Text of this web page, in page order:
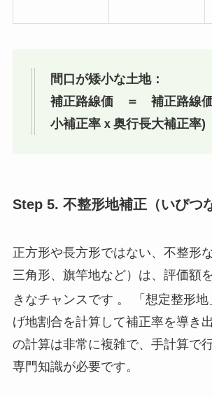
間口が矮小な土地：
補正路線価 ＝ 補正路線
小補正率ｘ奥行長大補正率)
Step 5. 不整形地補正（いびつ
正方形や長方形ではない、不整形
三角形、旗竿地など）は、評価額
きなチャンスです 。 「想定整形
げ地割合を計算して補正率を導き
の計算は非常に複雑で、手計算で
専門知識が必要です。